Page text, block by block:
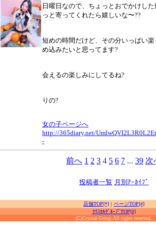
日曜日なので、ちょっとおでかけし
っと寄ってくれたら嬉しいな〜??
短めの時間だけど、その分いっぱい
め込みたいと思ってます?
会えるの楽しみにしてるね?
りの?
女の子ページへ
http://365diary.net/
-
前へ 1 2 3 4 5 6 7 ... 39 次
投稿者一覧 月別ｱｰｶｲﾌﾞ
店舗TOP[*] ｜ ページTOP[#]
ｸﾘｽﾀﾙｸﾞﾙｰﾌﾟTOP[0]
(C)Crystal Group.All rights reserved.